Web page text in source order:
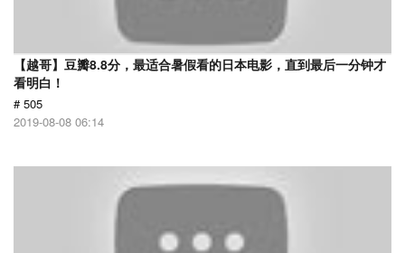
【越哥】豆瓣8.8分，最适合暑假看的日本电影，直到最后一分钟才
看明白！
# 505
2019-08-08 06:14